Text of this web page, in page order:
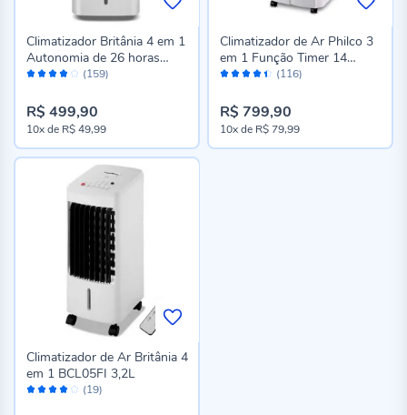
Avaliação: (159)
Climatizador Britânia 4 em 1
Autonomia de 26 horas
BCL05A
R$ 499,90
10xde R$ 49,99
Avaliação: (116)
Climatizador de Ar Philco 3
em 1 Função Timer 14
Litros PCL14F
R$ 799,90
10xde R$ 79,99
Avaliação: (19)
Climatizador de Ar Britânia 4
em 1 BCL05FI 3,2L